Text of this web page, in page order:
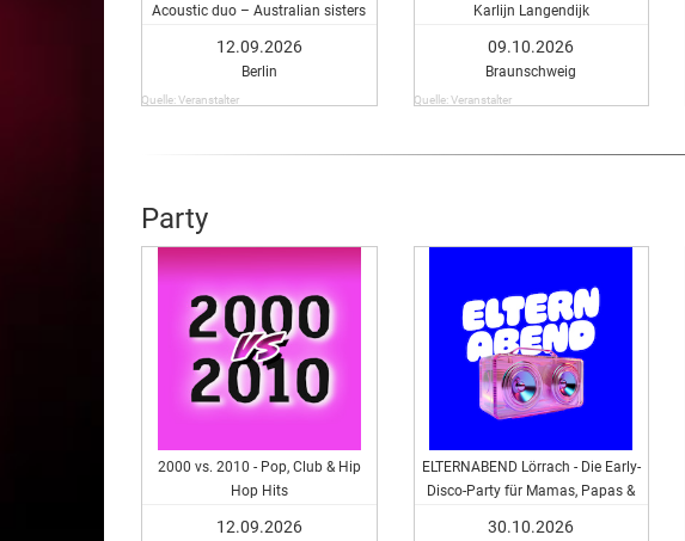
Acoustic duo – Australian sisters
12.09.2026
Berlin
Quelle: Veranstalter
Karlijn Langendijk
09.10.2026
Braunschweig
Quelle: Veranstalter
Party
2000 vs. 2010 - Pop, Club & Hip
Hop Hits
12.09.2026
ELTERNABEND Lörrach - Die Early-
Disco-Party für Mamas, Papas &
30.10.2026